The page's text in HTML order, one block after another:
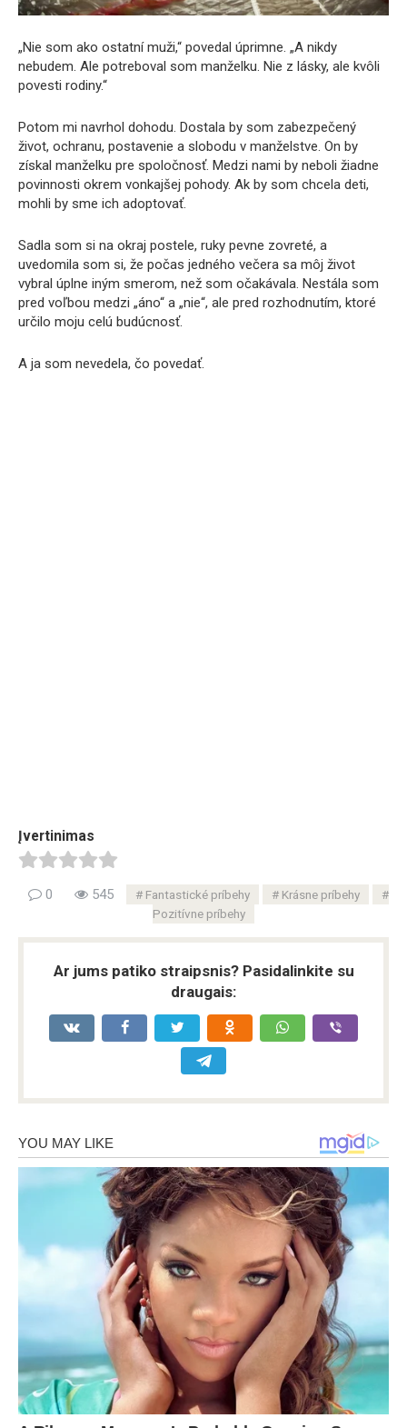
„Nie som ako ostatní muži,“ povedal úprimne. „A nikdy
nebudem. Ale potreboval som manželku. Nie z lásky, ale kvôli
povesti rodiny.“
Potom mi navrhol dohodu. Dostala by som zabezpečený
život, ochranu, postavenie a slobodu v manželstve. On by
získal manželku pre spoločnosť. Medzi nami by neboli žiadne
povinnosti okrem vonkajšej pohody. Ak by som chcela deti,
mohli by sme ich adoptovať.
Sadla som si na okraj postele, ruky pevne zovreté, a
uvedomila som si, že počas jedného večera sa môj život
vybral úplne iným smerom, než som očakávala. Nestála som
pred voľbou medzi „áno“ a „nie“, ale pred rozhodnutím, ktoré
určilo moju celú budúcnosť.
A ja som nevedela, čo povedať.
Įvertinimas
0 545 Fantastické príbehy
Krásne príbehy
Pozitívne príbehy
Ar jums patiko straipsnis? Pasidalinkite su
draugais: